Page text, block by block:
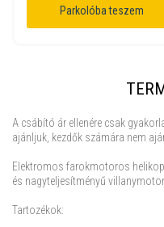
Parkolóba teszem
A csábító ár ellenére csak
ajánljuk, kezdők számára nem
Elektromos farokmotoros
és nagyteljesítményű
Tartozékok: